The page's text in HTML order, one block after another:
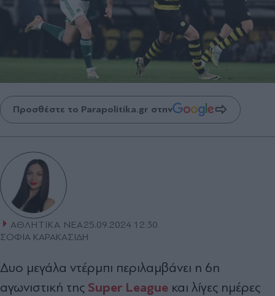
Προσθέστε το Parapolitika.gr στην
ΑΘΛΗΤΙΚΑ ΝΕΑ25.09.2024 12:30
ΣΟΦΙΑ ΚΑΡΑΚΑΣΙΔΗ
Δυο μεγάλα ντέρμπι περιλαμβάνει η 6η
αγωνιστική της Super League και λίγες ημέρες